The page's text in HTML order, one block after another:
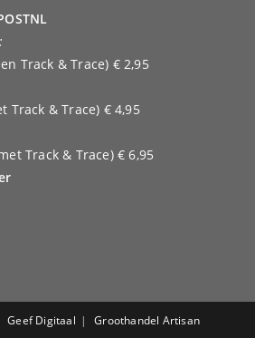
Track & Trace) € 2,95
Track & Trace) € 4,95
Track & Trace) € 6,95
Geef Digitaal Groothandel Artisan